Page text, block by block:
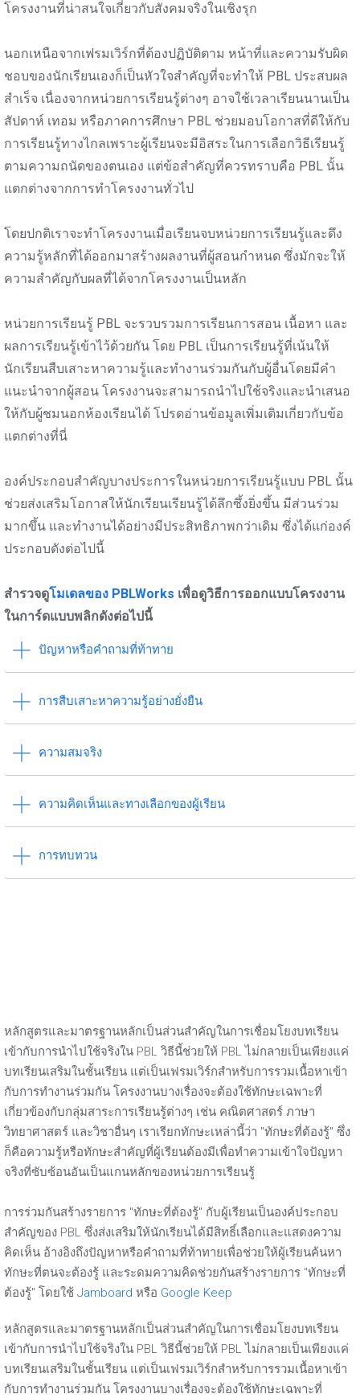
โครงงานที่น่าสนใจเกี่ยวกับสังคมจริงในเชิงรุก
นอกเหนือจากเฟรมเวิร์กที่ต้องปฏิบัติตาม หน้าที่และความรับผิด
ชอบของนักเรียนเองก็เป็นหัวใจสำคัญที่จะทำให้ PBL ประสบผล
สำเร็จ เนื่องจากหน่วยการเรียนรู้ต่างๆ อาจใช้เวลาเรียนนานเป็น
สัปดาห์ เทอม หรือภาคการศึกษา PBL ช่วยมอบโอกาสที่ดีให้กับ
การเรียนรู้ทางไกลเพราะผู้เรียนจะมีอิสระในการเลือกวิธีเรียนรู้
ตามความถนัดของตนเอง แต่ข้อสำคัญที่ควรทราบคือ PBL นั้น
แตกต่างจากการทำโครงงานทั่วไป
โดยปกติเราจะทำโครงงานเมื่อเรียนจบหน่วยการเรียนรู้และดึง
ความรู้หลักที่ได้ออกมาสร้างผลงานที่ผู้สอนกำหนด ซึ่งมักจะให้
ความสำคัญกับผลที่ได้จากโครงงานเป็นหลัก
หน่วยการเรียนรู้ PBL จะรวบรวมการเรียนการสอน เนื้อหา และ
ผลการเรียนรู้เข้าไว้ด้วยกัน โดย PBL เป็นการเรียนรู้ที่เน้นให้
นักเรียนสืบเสาะหาความรู้และทำงานร่วมกันกับผู้อื่นโดยมีคำ
แนะนำจากผู้สอน โครงงานจะสามารถนำไปใช้จริงและนำเสนอ
ให้กับผู้ชมนอกห้องเรียนได้ โปรดอ่านข้อมูลเพิ่มเติมเกี่ยวกับข้อ
แตกต่างที่นี่
องค์ประกอบสำคัญบางประการในหน่วยการเรียนรู้แบบ PBL นั้น
ช่วยส่งเสริมโอกาสให้นักเรียนเรียนรู้ได้ลึกซึ้งยิ่งขึ้น มีส่วนร่วม
มากขึ้น และทำงานได้อย่างมีประสิทธิภาพกว่าเดิม ซึ่งได้แก่องค์
ประกอบดังต่อไปนี้
สำรวจดูโมเดลของ PBLWorks เพื่อดูวิธีการออกแบบโครงงาน
ในการ์ดแบบพลิกดังต่อไปนี้
ปัญหาหรือคำถามที่ท้าทาย
การสืบเสาะหาความรู้อย่างยั่งยืน
ความสมจริง
ความคิดเห็นและทางเลือกของผู้เรียน
การทบทวน
หลักสูตรและมาตรฐานหลักเป็นส่วนสำคัญในการเชื่อมโยงบทเรียน
เข้ากับการนำไปใช้จริงใน PBL วิธีนี้ช่วยให้ PBL ไม่กลายเป็นเพียงแค่
บทเรียนเสริมในชั้นเรียน แต่เป็นเฟรมเวิร์กสำหรับการรวมเนื้อหาเข้า
กับการทำงานร่วมกัน โครงงานบางเรื่องจะต้องใช้ทักษะเฉพาะที่
เกี่ยวข้องกับกลุ่มสาระการเรียนรู้ต่างๆ เช่น คณิตศาสตร์ ภาษา
วิทยาศาสตร์ และวิชาอื่นๆ เราเรียกทักษะเหล่านี้ว่า "ทักษะที่ต้องรู้" ซึ่ง
ก็คือความรู้หรือทักษะสำคัญที่ผู้เรียนต้องมีเพื่อทำความเข้าใจปัญหา
จริงที่ซับซ้อนอันเป็นแกนหลักของหน่วยการเรียนรู้
การร่วมกันสร้างรายการ "ทักษะที่ต้องรู้" กับผู้เรียนเป็นองค์ประกอบ
สำคัญของ PBL ซึ่งส่งเสริมให้นักเรียนได้มีสิทธิ์เลือกและแสดงความ
คิดเห็น อ้างอิงถึงปัญหาหรือคำถามที่ท้าทายเพื่อช่วยให้ผู้เรียนค้นหา
ทักษะที่ตนจะต้องรู้ และระดมความคิดช่วยกันสร้างรายการ "ทักษะที่
ต้องรู้" โดยใช้ Jamboard หรือ Google Keep
หลักสูตรและมาตรฐานหลักเป็นส่วนสำคัญในการเชื่อมโยงบทเรียน
เข้ากับการนำไปใช้จริงใน PBL วิธีนี้ช่วยให้ PBL ไม่กลายเป็นเพียงแค่
บทเรียนเสริมในชั้นเรียน แต่เป็นเฟรมเวิร์กสำหรับการรวมเนื้อหาเข้า
กับการทำงานร่วมกัน โครงงานบางเรื่องจะต้องใช้ทักษะเฉพาะที่